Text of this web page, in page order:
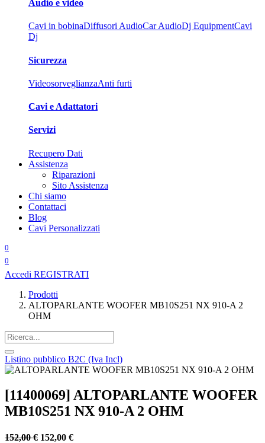
Audio e video
Cavi in bobinaDiffusori AudioCar AudioDj EquipmentCavi
Dj
Sicurezza
VideosorveglianzaAnti furti
Cavi e Adattatori
Servizi
Recupero Dati
Assistenza
Riparazioni
Sito Assistenza
Chi siamo
Contattaci
Blog
Cavi Personalizzati
0
0
Accedi REGISTRATI
Prodotti
ALTOPARLANTE WOOFER MB10S251 NX 910-A 2
OHM
Listino pubblico B2C (Iva Incl)
[11400069] ALTOPARLANTE WOOFER
MB10S251 NX 910-A 2 OHM
152,00€ 152,00 €